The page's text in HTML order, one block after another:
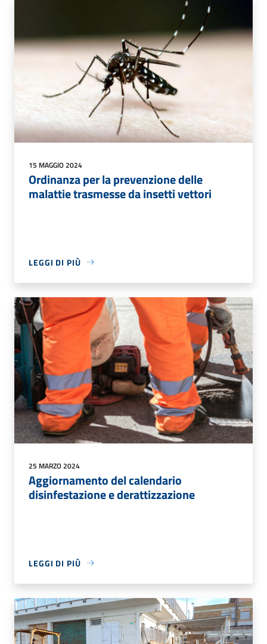
15 MAGGIO 2024
Ordinanza per la prevenzione delle
malattie trasmesse da insetti vettori
LEGGI DI PIÙ
25 MARZO 2024
Aggiornamento del calendario
disinfestazione e derattizzazione
LEGGI DI PIÙ